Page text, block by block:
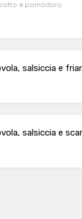
e pomodoro
salsiccia e
salsiccia e